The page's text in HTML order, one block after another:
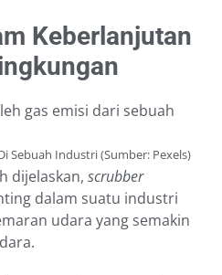
Keberlanjutan
Sebuah Industri (Sumber: Pexels)
dijelaskan, scrubber
dalam suatu industri
udara yang semakin